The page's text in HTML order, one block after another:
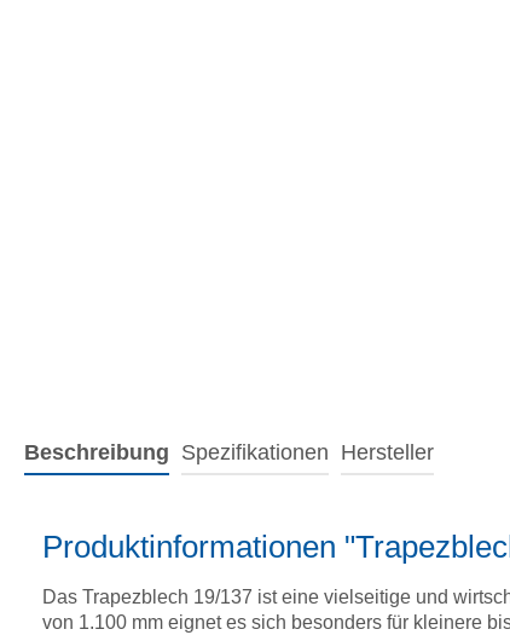
Beschreibung Spezifikationen Hersteller
Produktinformationen
Das Trapezblech 19/137 ist eine vielseitige und
von 1.100 mm eignet es sich besonders für kleinere